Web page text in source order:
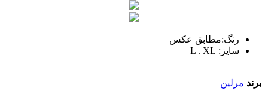
رنگ:مطابق عکس
سایز: L . XL
برند مرلین